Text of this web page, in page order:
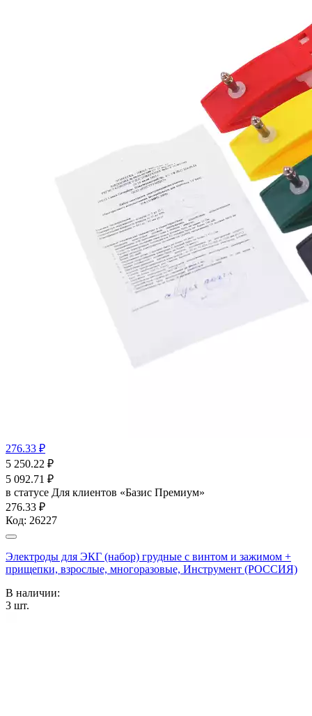
276.33 ₽
5 250.22 ₽
5 092.71 ₽
в статусе Для клиентов «Базис Премиум»
276.33 ₽
Код: 26227
Электроды для ЭКГ (набор) грудные с винтом и зажимом +
прищепки, взрослые, многоразовые, Инструмент (РОССИЯ)
В наличии:
3 шт.